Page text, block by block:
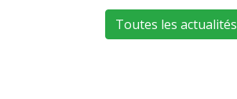
Toutes les actualités